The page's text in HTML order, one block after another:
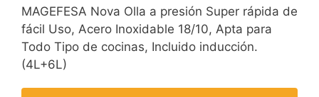
MAGEFESA Nova Olla a presión Super rápida de
fácil Uso, Acero Inoxidable 18/10, Apta para
Todo Tipo de cocinas, Incluido inducción.
(4L+6L)